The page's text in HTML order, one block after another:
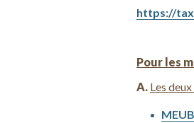
https://
Pour les
A. Les